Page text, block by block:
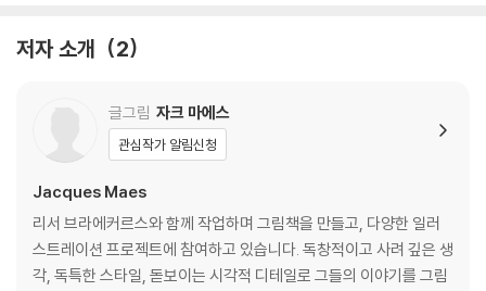
저자 소개 2
글그림 자크 마에스
관심작가 알림신청
Jacques Maes
리서 브라에커르스와 함께 작업하며 그림책을 만들고, 다양한 일러
스트레이션 프로젝트에 참여하고 있습니다. 독창적이고 사려 깊은 생
각, 독특한 스타일, 돋보이는 시각적 디테일로 그들의 이야기를 그림